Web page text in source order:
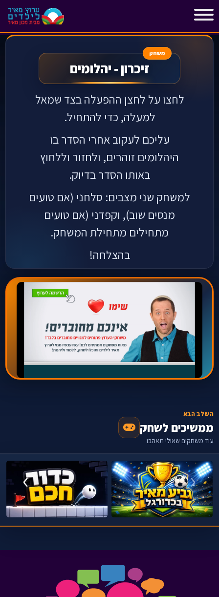
משחק
זיכרון - יהלומים
לחצו על לחצן ההפעלה בצד שמאל
למעלה, כדי להתחיל.
עליכם לעקוב אחרי הסדר בו
היהלומים זוהרים, ולחזור וללחוץ
באותו הסדר בדיוק.
למשחק שני מצבים: סלחני (אם טועים
מנסים שוב), וקפדני (אם טועים
מתחילים מתחילת המשחק.
בהצלחה!
השלב הבא
ממשיכים לשחק
עוד משחקים שאולי תאהבו
‹
›